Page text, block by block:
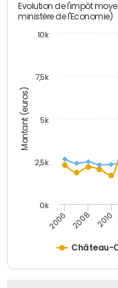
Montant (euros)
Evolution de l'impôt
ministère de l'Economie)
Château-
2006 2008 2010
0k
2,5k
5k
7,5k
10k